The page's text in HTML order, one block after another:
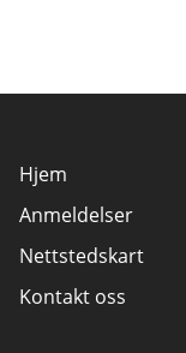
Hjem
Anmeldelser
Nettstedskart
Kontakt oss